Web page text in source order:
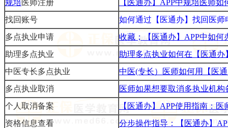
规培医师注册
【医通办】APP中规培医师
找回账号
如何通过【医通办】找回医
多点执业申请
收藏；【医通办】APP中如
助理多点执业
助理多点执业如何在【医通
中医专长多点执业
中医(专长）医师如何用【医
多点执业取消
医师如果想要取消多执业机
个人取消备案
【医通办】APP使用指南：
资格信息查看
分步操作指导：【医通办】